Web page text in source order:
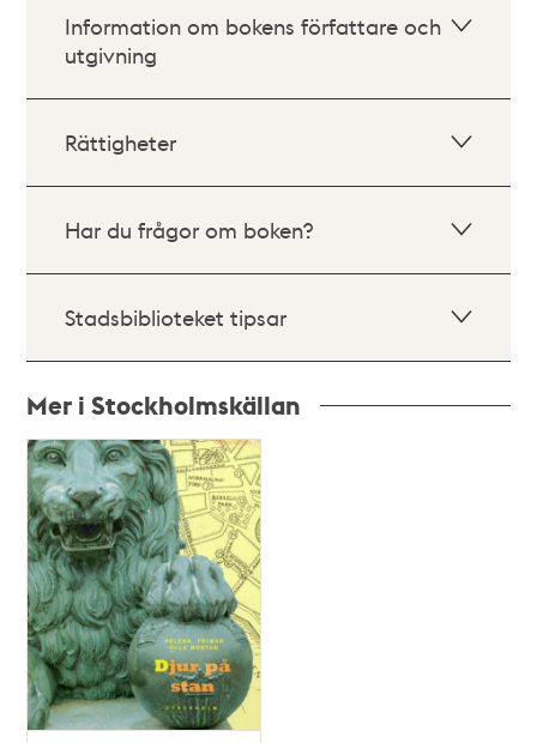
Information om bokens författare och
utgivning
Rättigheter
Har du frågor om boken?
Stadsbiblioteket tipsar
Mer i Stockholmskällan
Relaterade
poster
och
teman